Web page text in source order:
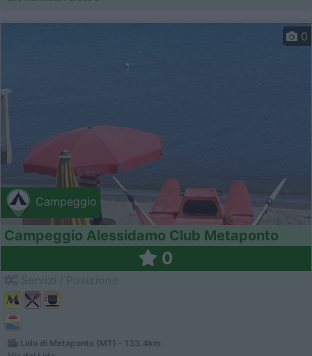
Campeggio
0
Campeggio Alessidamo Club Metaponto
0
Lido di Metaponto (MT) - 133.4km